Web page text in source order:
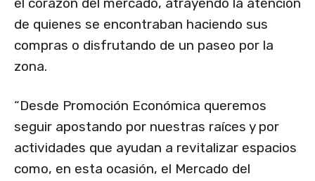
el corazón del mercado, atrayendo la atención
de quienes se encontraban haciendo sus
compras o disfrutando de un paseo por la
zona.
“Desde Promoción Económica queremos
seguir apostando por nuestras raíces y por
actividades que ayudan a revitalizar espacios
como, en esta ocasión, el Mercado del